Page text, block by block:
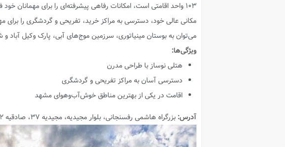
۱۰۳ واحد اقامتی است، امکانات رفاهی پیشرفته‌ای را برای
مکانی عالی خود، دسترسی به مراکز خرید، تفریحی و گردشگری را
می‌توان به بوستان مینیاتوری، سرزمین موج‌های آبی، پارک وکیل آباد و
ویژگی‌ها:
هتلی نوساز با طراحی مدرن
دسترسی آسان به مراکز تفریحی و گردشگری
اقامت در یکی از بهترین مناطق خوش‌آب‌وهوای مشهد
آدرس: بزرگراه هاشمی رفسنجانی، بلوار مجیدیه، مجیدیه ۳۷، صادقیه ۱۲